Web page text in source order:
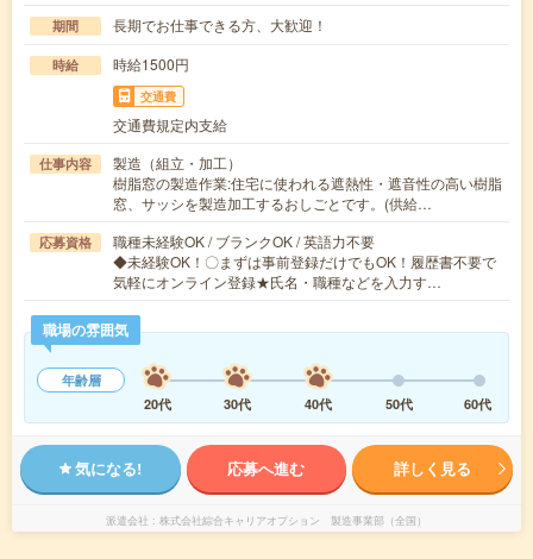
期間 長期でお仕事できる方、大歓迎！
時給 時給1500円
交通費
交通費規定内支給
仕事内容
製造（組立・加工）
樹脂窓の製造作業:住宅に使われる遮熱性・遮音性の高い樹脂
窓、サッシを製造加工するおしごとです。(供給…
応募資格
職種未経験OK / ブランクOK / 英語力不要
◆未経験OK！〇まずは事前登録だけでもOK！履歴書不要で
気軽にオンライン登録★氏名・職種などを入力す…
職場の雰囲気
年齢層
20代
30代 40代 50代 60代
気になる! 応募へ進む 詳しく見る
派遣会社 株式会社綜合キャリアオプション 製造事業部（全国）